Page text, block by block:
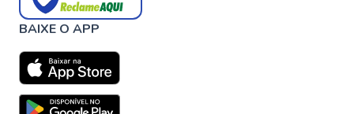
BAIXE O APP